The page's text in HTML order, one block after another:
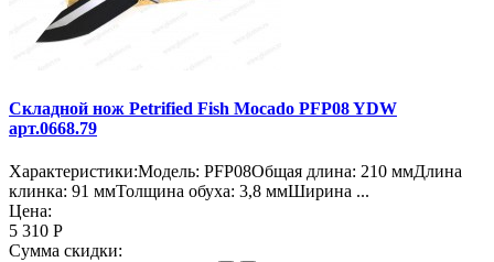
Складной нож Petrified Fish Mocado PFP08 YDW
арт.0668.79
Характеристики:Модель: PFP08Общая длина: 210 ммДлина
клинка: 91 ммТолщина обуха: 3,8 ммШирина ...
Цена:
5 310 Р
Сумма скидки: